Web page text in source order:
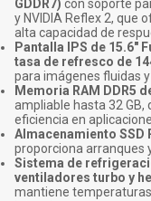
GDDR7) con soporte
y NVIDIA Reflex 2, que
alta capacidad de
Pantalla IPS de 15.6"
tasa de refresco de
para imágenes fluidas
Memoria RAM DDR5
ampliable hasta 32
eficiencia en
Almacenamiento SSD
proporciona arranques
Sistema de
ventiladores turbo y
mantiene